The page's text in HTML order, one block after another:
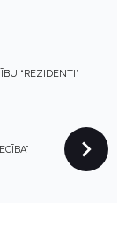
“REZIDENTI”